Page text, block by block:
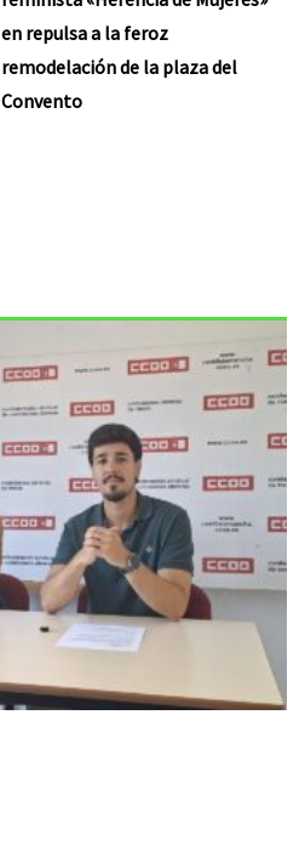
en repulsa a la feroz
remodelación de la plaza del
Convento